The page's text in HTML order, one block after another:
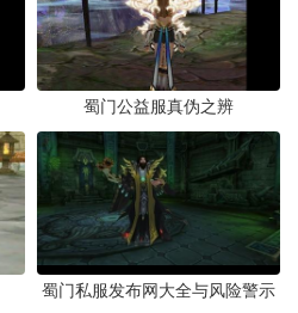
蜀门公益服真伪之辨
蜀门私服发布网大全与风险警示